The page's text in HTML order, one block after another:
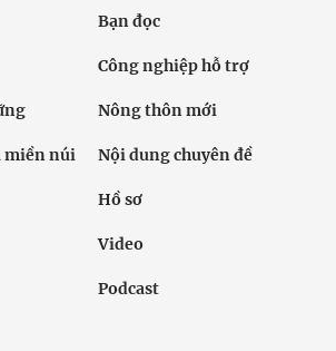
Bạn đọc
Công nghiệp hỗ trợ
Nông thôn mới
miền núi Nội dung chuyên đề
Hồ sơ
Video
Podcast